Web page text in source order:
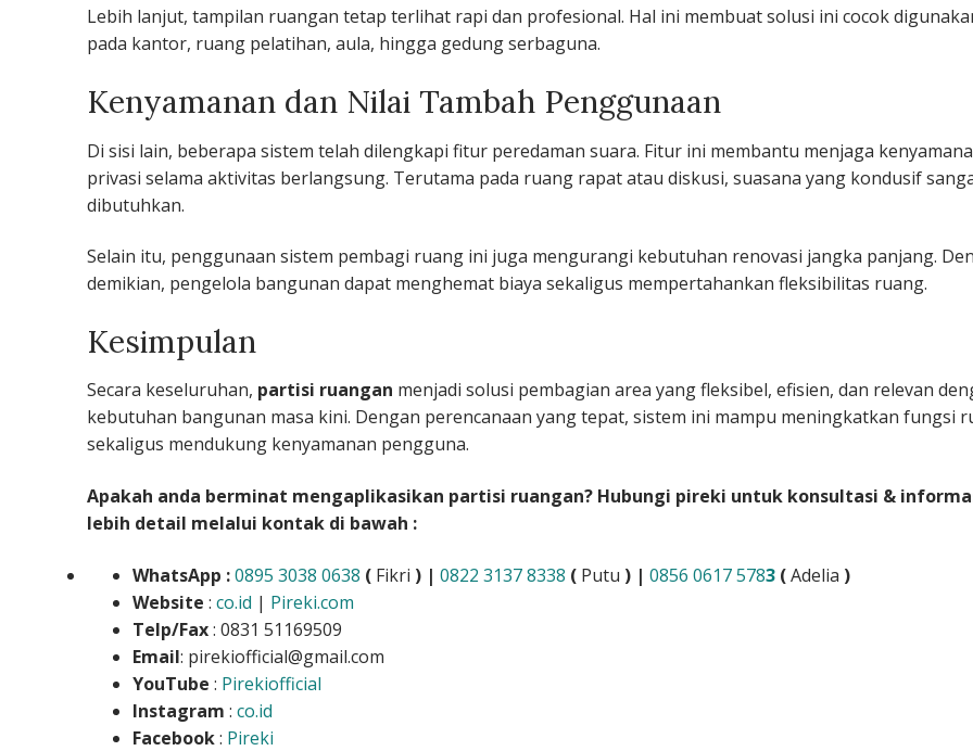
Lebih lanjut, tampilan ruangan tetap terlihat rapi dan profesional. Hal ini membuat solusi ini cocok
pada kantor, ruang pelatihan, aula, hingga gedung serbaguna.
Kenyamanan dan Nilai Tambah Penggunaan
Di sisi lain, beberapa sistem telah dilengkapi fitur peredaman suara. Fitur ini membantu menjaga
privasi selama aktivitas berlangsung. Terutama pada ruang rapat atau diskusi, suasana yang kondusif
dibutuhkan.
Selain itu, penggunaan sistem pembagi ruang ini juga mengurangi kebutuhan renovasi jangka panjang.
demikian, pengelola bangunan dapat menghemat biaya sekaligus mempertahankan fleksibilitas ruang.
Kesimpulan
Secara keseluruhan, partisi ruangan menjadi solusi pembagian area yang fleksibel, efisien, dan relevan
kebutuhan bangunan masa kini. Dengan perencanaan yang tepat, sistem ini mampu meningkatkan fungsi
sekaligus mendukung kenyamanan pengguna.
Apakah anda berminat mengaplikasikan partisi ruangan? Hubungi pireki untuk konsultasi &
lebih detail melalui kontak di bawah :
WhatsApp :0895 3038 0638 ( Fikri ) | 0822 3137 8338 ( Putu ) | 0856 0617 5783(Adelia )
Website : co.id | Pireki.com
Telp/Fax: 0831 51169509
Email: pirekiofficial@gmail.com
YouTube : Pirekiofficial
Instagram : co.id
Facebook: Pireki